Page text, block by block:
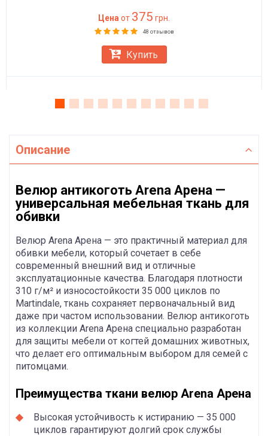
Цена от 375 грн.
48 отзывов
Купить
Описание
Велюр антикоготь Arena Арена —
универсальная мебельная ткань для
обивки
Велюр Arena Арена — это практичный материал для
обивки мебели, который сочетает в себе
современный внешний вид и отличные
эксплуатационные качества. Благодаря плотности
310 г/м² и износостойкости 35 000 циклов по
Martindale, ткань сохраняет первоначальный вид
даже при частом использовании. Велюр антикоготь
из коллекции Arena Арена специально разработан
для защиты мебели от когтей домашних животных,
что делает его оптимальным выбором для семей с
питомцами.
Преимущества ткани велюр Arena Арена
Высокая устойчивость к истиранию — 35 000
циклов гарантируют долгий срок службы